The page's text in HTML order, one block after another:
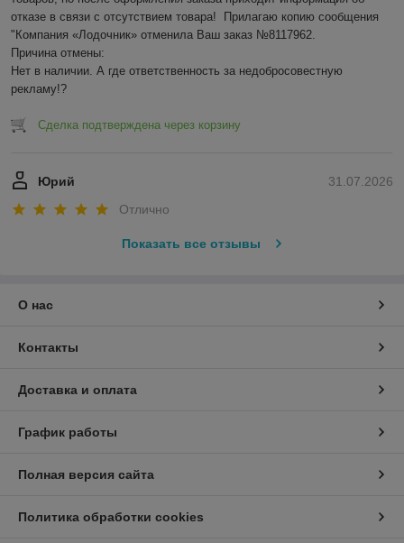
отказе в связи с отсутствием товара!  Прилагаю копию сообщения
"Компания «Лодочник» отменила Ваш заказ №8117962.
Причина отмены:
Нет в наличии. А где ответственность за недобросовестную
рекламу!?
Сделка подтверждена через корзину
31.07.2026
Юрий
Отлично
Показать все отзывы
О нас
Контакты
Доставка и оплата
График работы
Полная версия сайта
Политика обработки cookies